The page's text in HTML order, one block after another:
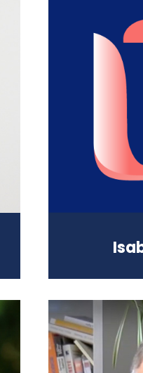
•
• DU
(IKW),